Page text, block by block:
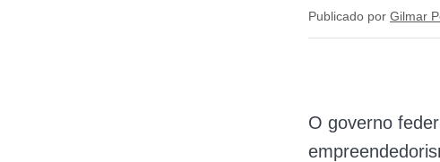
Publicado por Gilmar
O governo